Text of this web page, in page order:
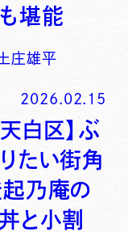
堪能
庄雄平
2026.02.15
白区】ぶ
たい街角
乃庵の
と小割